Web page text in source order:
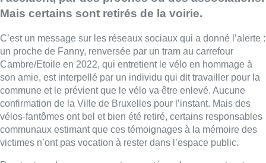
Pourtant ces hommages sont respecté par les passants, et
reconnus comme moyens de sensibilisation à l’attention des
Sept vélos-fantômes sont disposés dans l’ensemble de la
Région.
►Reportage d’A. Corbin, V. Goor et M. Fellinger
Lire aussi :